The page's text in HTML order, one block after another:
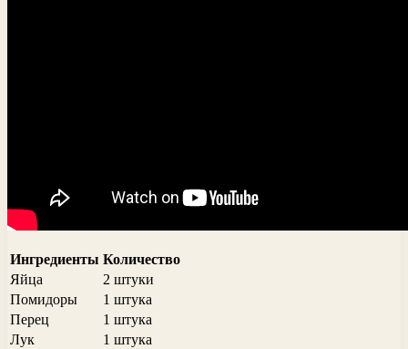
Ингредиенты Количество
Яйца
2 штуки
Помидоры
1 штука
Перец
1 штука
Лук
1 штука